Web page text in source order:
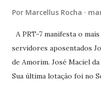
Por Marcellus Rocha
A PRT-7 manifesta o
servidores aposentados
de Amorim. José Maciel
Sua última lotação foi no